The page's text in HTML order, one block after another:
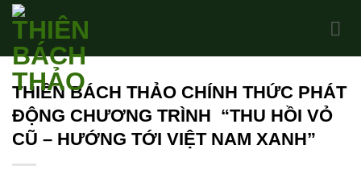
Skip
content
THIÊN BÁCH THẢO CHÍNH THỨC PHÁT
ĐỘNG CHƯƠNG TRÌNH “THU HỒI VỎ
CŨ – HƯỚNG TỚI VIỆT NAM XANH”